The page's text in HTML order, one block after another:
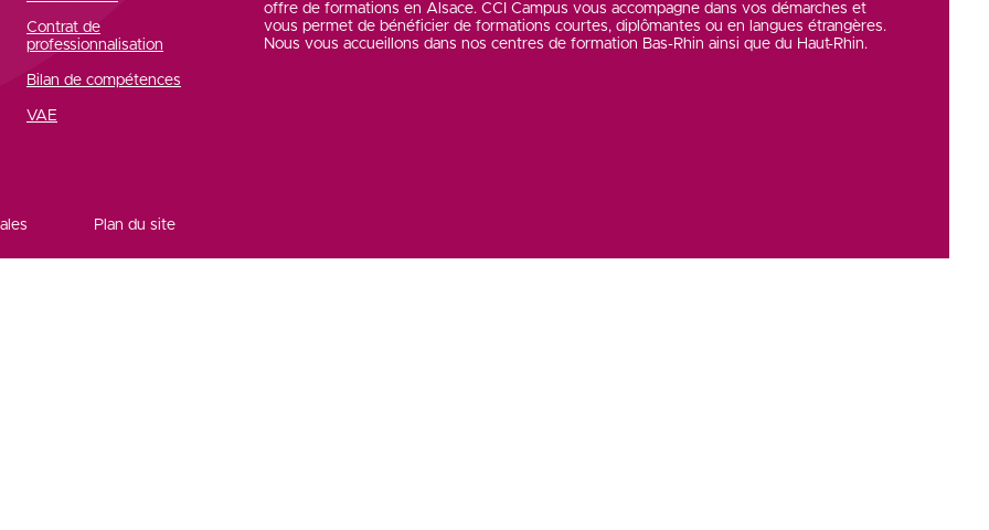
Contrat de
professionnalisation
Bilan de compétences
VAE
offre de formations en Alsace. CCI Campus vous accompagne dans vos démarches et
vous permet de bénéficier de formations courtes, diplômantes ou en langues étrangères.
Nous vous accueillons dans nos centres de formation Bas-Rhin ainsi que du Haut-Rhin.
Plan du site